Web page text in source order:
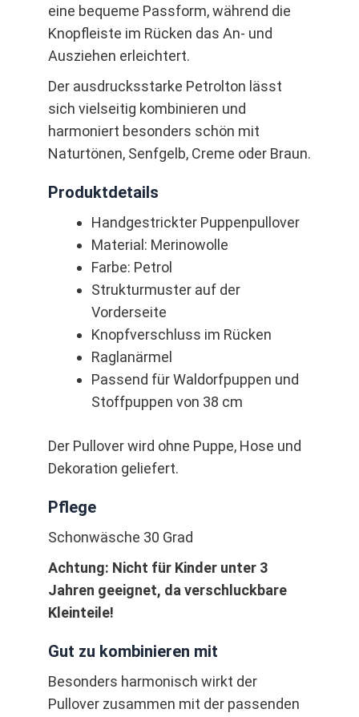
eine bequeme Passform, während die
Knopfleiste im Rücken das An- und
Ausziehen erleichtert.
Der ausdrucksstarke Petrolton lässt
sich vielseitig kombinieren und
harmoniert besonders schön mit
Naturtönen, Senfgelb, Creme oder Braun.
Produktdetails
Handgestrickter Puppenpullover
Material: Merinowolle
Farbe: Petrol
Strukturmuster auf der
Vorderseite
Knopfverschluss im Rücken
Raglanärmel
Passend für Waldorfpuppen und
Stoffpuppen von 38 cm
Der Pullover wird ohne Puppe, Hose und
Dekoration geliefert.
Pflege
Schonwäsche 30 Grad
Achtung: Nicht für Kinder unter 3
Jahren geeignet, da verschluckbare
Kleinteile!
Gut zu kombinieren mit
Besonders harmonisch wirkt der
Pullover zusammen mit der passenden